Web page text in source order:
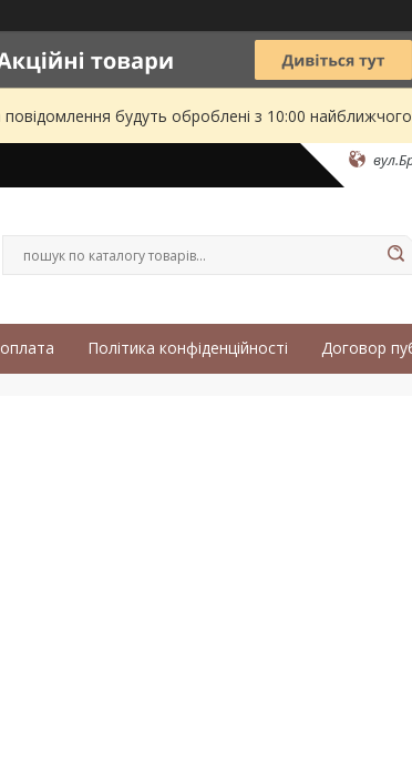
будуть оброблені з 10:00
Політика конфіденційності Договор